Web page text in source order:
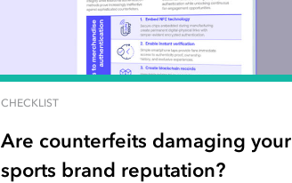
CHECKLIST
Are counterfeits damaging your
sports brand reputation?